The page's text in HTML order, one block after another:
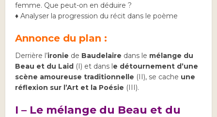
femme. Que peut-on en déduire ?
♦ Analyser la progression du récit dans le poème
Annonce du plan :
Derrière l’ironie de Baudelaire dans le mélange du
Beau et du Laid (I) et dans l e détournement d’une
scène amoureuse traditionnelle (II), se cache une
réflexion sur l’Art et la Poésie (III).
I – Le mélange du Beau et du